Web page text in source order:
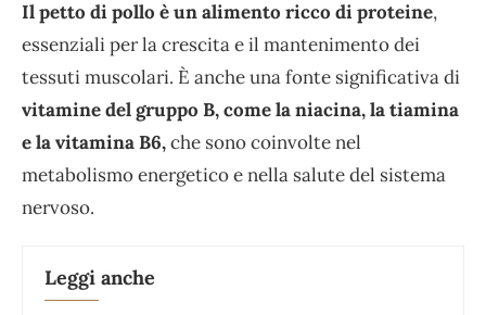
Il petto di pollo è un alimento ricco di proteine,
essenziali per la crescita e il mantenimento dei
tessuti muscolari. È anche una fonte significativa di
vitamine del gruppo B, come la niacina, la tiamina
e la vitamina B6,che sono coinvolte nel
metabolismo energetico e nella salute del sistema
nervoso.
Leggi anche